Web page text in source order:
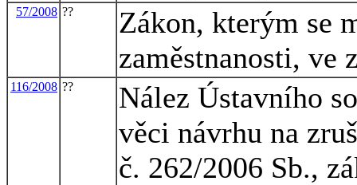
57/2008 ??
Zákon, kterým se
zaměstnanosti, ve
116/2008 ??
Nález Ústavního
věci návrhu na
č. 262/2006 Sb.,